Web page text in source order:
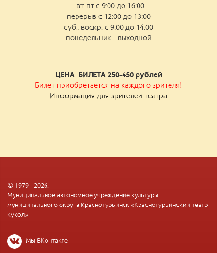
вт-пт с 9:00 до 16:00
перерыв с 12:00 до 13:00
суб., воскр. с 9:00 до 14:00
понедельник - выходной
ЦЕНА БИЛЕТА 250-450рублей
Билет приобретается на каждого зрителя!
Информация для зрителей театра
© 1979 - 2026,
Муниципальное автономное учреждение культуры
муниципального округа Краснотурьинск «Краснотурьинский театр
кукол»
Мы ВКонтакте